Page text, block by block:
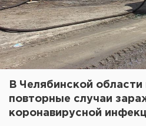
В Челябинской
повторные случаи
коронавирусной